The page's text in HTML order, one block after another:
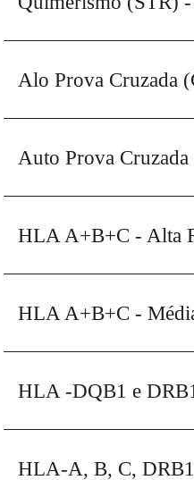
HLA A+B+C - Alta
HLA A+B+C -
HLA -DQB1 e